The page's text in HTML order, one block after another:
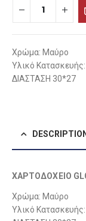
Χρώμα: Μαύρο
Υλικό
ΔΙΑΣΤΑΣΗ 30*27
ΧΑΡΤΟΔΟΧΕΙΟ
Χρώμα: Μαύρο
Υλικό